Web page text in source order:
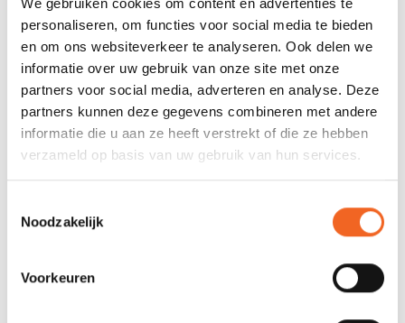
personaliseren, om functies voor social media te bieden
en om ons websiteverkeer te analyseren. Ook delen we
informatie over uw gebruik van onze site met onze
partners voor social media, adverteren en analyse. Deze
partners kunnen deze gegevens combineren met andere
informatie die u aan ze heeft verstrekt of die ze hebben
verzameld op basis van uw gebruik van hun services.
Noodzakelijk
Voorkeuren
€139,00
EGALIS SWIFT FIBRYLON, 4 DELEN,
DEELBAAR/VERSTELBAAR
AQUA BOUND MANTA RAY FIBRE-NYLON, 4